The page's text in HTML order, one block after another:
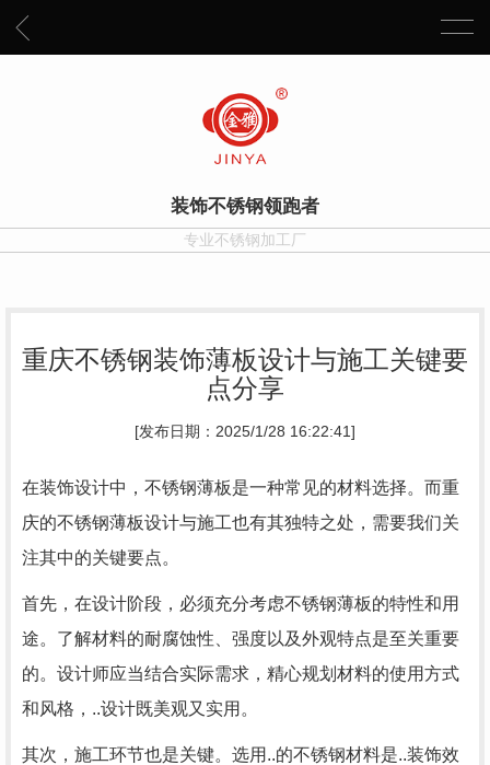
装饰不锈钢领跑者
专业不锈钢加工厂
重庆不锈钢装饰薄板设计与施工关键要
点分享
[发布日期：2025/1/28 16:22:41]
在装饰设计中，不锈钢薄板是一种常见的材料选择。而重
庆的不锈钢薄板设计与施工也有其独特之处，需要我们关
注其中的关键要点。
首先，在设计阶段，必须充分考虑不锈钢薄板的特性和用
途。了解材料的耐腐蚀性、强度以及外观特点是至关重要
的。设计师应当结合实际需求，精心规划材料的使用方式
和风格，..设计既美观又实用。
其次，施工环节也是关键。选用..的不锈钢材料是..装饰效